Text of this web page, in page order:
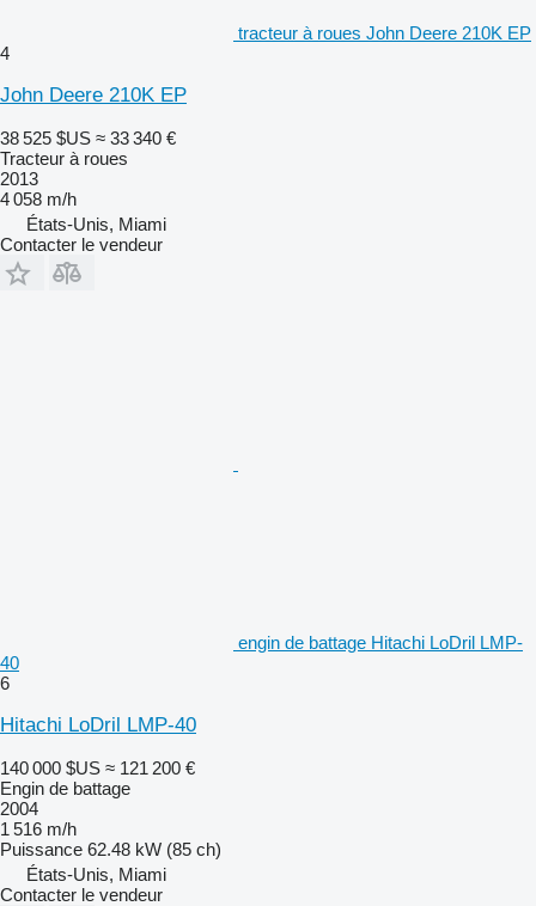
tracteur à roues John Deere 210K EP
4
John Deere 210K EP
38 525 $US ≈ 33 340 €
Tracteur à roues
2013
4 058 m/h
États-Unis, Miami
Contacter le vendeur
engin de battage Hitachi LoDril LMP-
40
6
Hitachi LoDril LMP-40
140 000 $US ≈ 121 200 €
Engin de battage
2004
1 516 m/h
Puissance 62.48 kW (85 ch)
États-Unis, Miami
Contacter le vendeur